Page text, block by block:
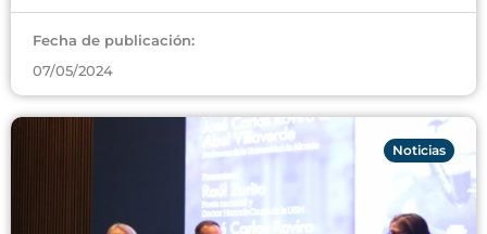
Fecha de publicación:
07/05/2024
Noticias